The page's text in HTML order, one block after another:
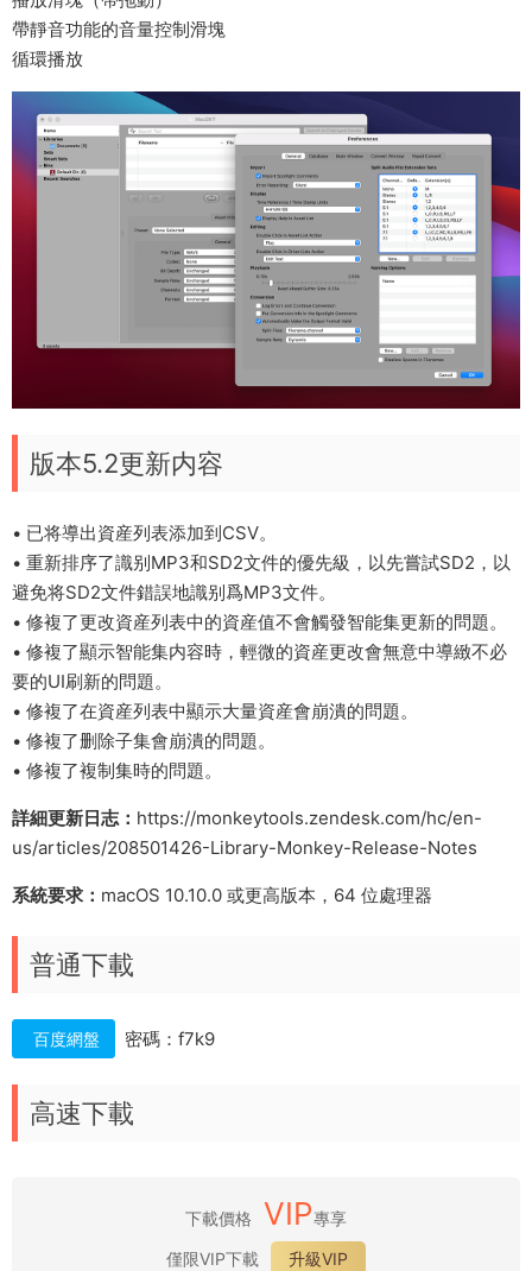
帶靜音功能的音量控制滑塊
循環播放
版本5.2更新内容
• 已将導出資産列表添加到CSV。
• 重新排序了識别MP3和SD2文件的優先級，以先嘗試SD2，以
避免将SD2文件錯誤地識别爲MP3文件。
• 修複了更改資産列表中的資産值不會觸發智能集更新的問題。
• 修複了顯示智能集内容時，輕微的資産更改會無意中導緻不必
要的UI刷新的問題。
• 修複了在資産列表中顯示大量資産會崩潰的問題。
• 修複了删除子集會崩潰的問題。
• 修複了複制集時的問題。
詳細更新日志： https://monkeytools.zendesk.com/hc/en-
us/articles/208501426-Library-Monkey-Release-Notes
系統要求： macOS 10.10.0 或更高版本，64 位處理器
普通下載
百度網盤 密碼：f7k9
高速下載
下載價格 VIP專享
僅限VIP下載
升級VIP